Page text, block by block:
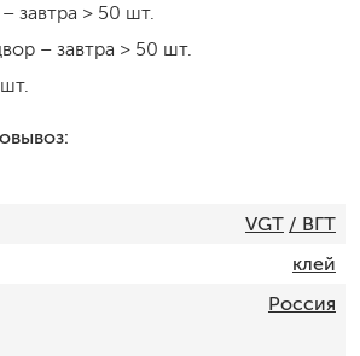
завтра > 50 шт.
– завтра > 50 шт.
VGT / ВГТ
клей
Россия